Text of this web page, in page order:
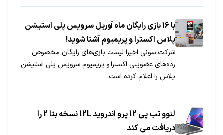
با ۱۶ بازی رایگان ماه آوریل سرویس پلی استیشن
پلاس اکسترا و پریمیوم آشنا شوید!
شرکت سونی اخیرا لیست بازی‌های رایگان مخصوص
رده‌های عضویتی اکسترا و پریمیوم سرویس پلی استیشن
پلاس را اعلام کرده است.
لنوو تب پی 12 پرو اندروید 12L نسخه بتا 2 را
دریافت می کند